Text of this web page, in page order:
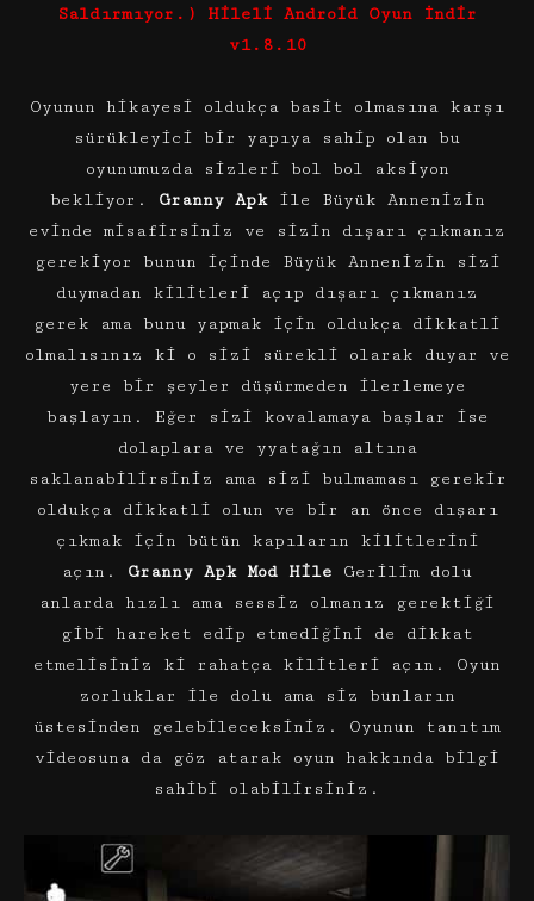
Saldırmıyor.) Hileli Android Oyun İndir
v1.8.10
Oyunun hikayesi oldukça basit olmasına karşı
sürükleyici bir yapıya sahip olan bu
oyunumuzda sizleri bol bol aksiyon
bekliyor. Granny Apkile Büyük Annenizin
evinde misafirsiniz ve sizin dışarı çıkmanız
gerekiyor bunun içinde Büyük Annenizin sizi
duymadan kilitleri açıp dışarı çıkmanız
gerek ama bunu yapmak için oldukça dikkatli
olmalısınız ki o sizi sürekli olarak duyar ve
yere bir şeyler düşürmeden ilerlemeye
başlayın. Eğer sizi kovalamaya başlar ise
dolaplara ve yyatağın altına
saklanabilirsiniz ama sizi bulmaması gerekir
oldukça dikkatli olun ve bir an önce dışarı
çıkmak için bütün kapıların kilitlerini
açın. Granny Apk Mod Hile Gerilim dolu
anlarda hızlı ama sessiz olmanız gerektiği
gibi hareket edip etmediğini de dikkat
etmelisiniz ki rahatça kilitleri açın. Oyun
zorluklar ile dolu ama siz bunların
üstesinden gelebileceksiniz. Oyunun tanıtım
videosuna da göz atarak oyun hakkında bilgi
sahibi olabilirsiniz.